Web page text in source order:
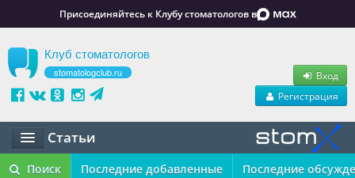
Присоединяйтесь к Клубу стоматологов в
Клуб стоматологов
stomatologclub.ru
Вход
Регистрация
Статьи
Статьи
Поиск Последние добавленные Последние